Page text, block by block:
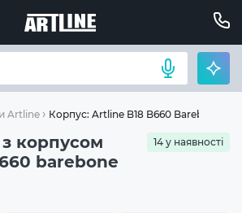
Artline Корпус: Artline B18 B660 Barebone
корпусом
barebone
14 у наявності